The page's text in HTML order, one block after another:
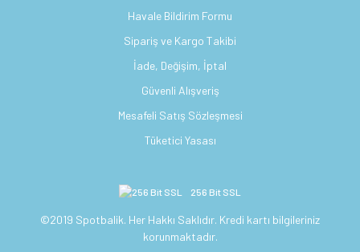
Havale Bildirim Formu
Sipariş ve Kargo Takibi
İade, Değişim, İptal
Güvenli Alışveriş
Mesafeli Satış Sözleşmesi
Tüketici Yasası
256 Bit SSL
©2019 Spotbalik. Her Hakkı Saklıdır. Kredi kartı bilgileriniz
korunmaktadır.